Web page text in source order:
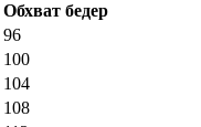
Обхват бедер
96
100
104
108